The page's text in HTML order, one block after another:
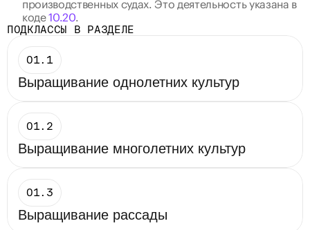
производственных судах. Это деятельность указана в
коде 10.20.
ПОДКЛАССЫ В РАЗДЕЛЕ
01.1
Выращивание однолетних культур
01.2
Выращивание многолетних культур
01.3
Выращивание рассады